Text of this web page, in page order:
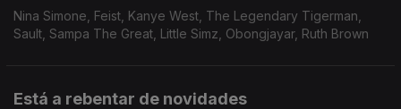
Nina Simone, Feist, Kanye West, The Legendary Tigerman,
Sault, Sampa The Great, Little Simz, Obongjayar, Ruth Brown
Está a rebentar de novidades